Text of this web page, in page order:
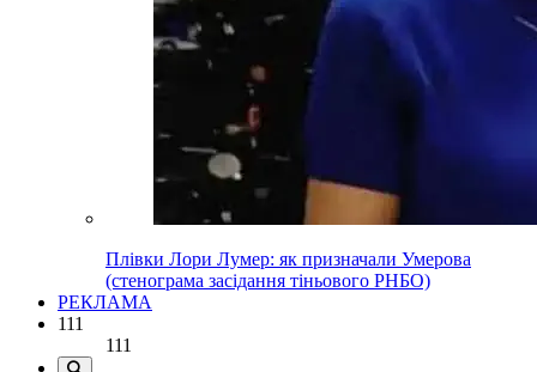
Плівки Лори Лумер: як призначали Умерова
(стенограма засідання тіньового РНБО)
РЕКЛАМА
111
111